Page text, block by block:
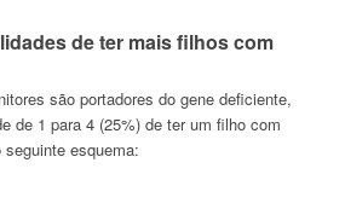
de ter mais filhos com
são portadores do gene deficiente,
de 1 para 4 (25%) de ter um filho com
esquema: